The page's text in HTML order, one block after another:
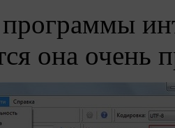
она очень